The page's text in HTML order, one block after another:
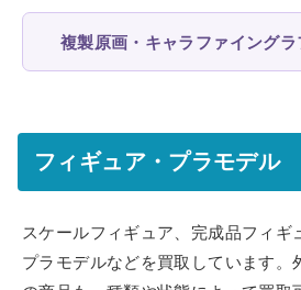
複製原画・キャラファイング
フィギュア・プラモデル
スケールフィギュア、完成品フィギ
プラモデルなどを買取しています。